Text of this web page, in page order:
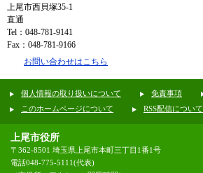
上尾市西貝塚35-1
直通
Tel：048-781-9141
Fax：048-781-9166
お問い合わせはこちら
個人情報の取り扱いについて 免責事項
このホームページについて
RSS配信について
上尾市役所
〒362-8501 埼玉県上尾市本町三丁目1番1号
電話048-775-5111(代表)